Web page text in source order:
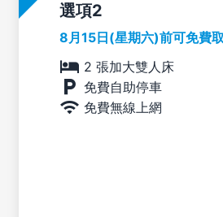
選項
8月15日(星期六)前可免費
2 張加大雙人床
免費自助停車
免費無線上網